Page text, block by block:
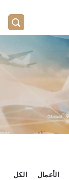
للمحتوى
الكل الأعمال